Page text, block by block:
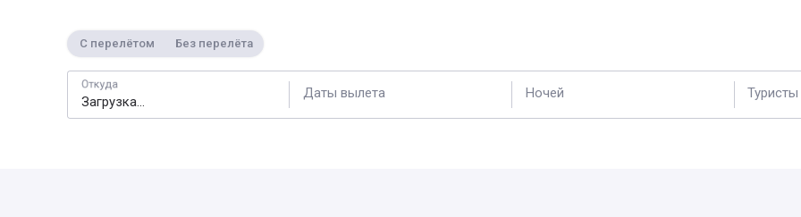
С перелётом Без перелёта
Откуда
Даты вылета Ночей Туристы